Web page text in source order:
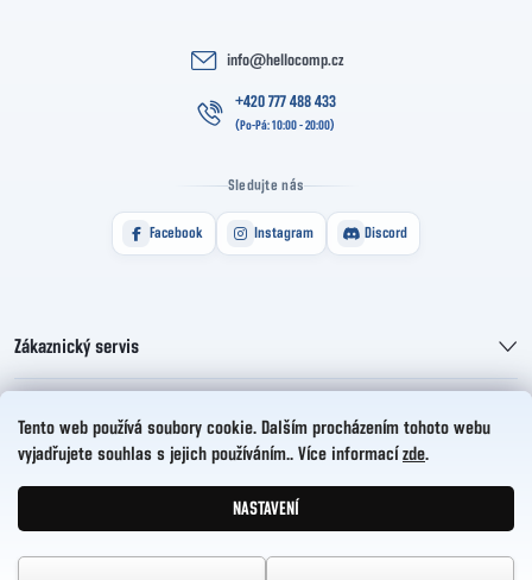
Tento web používá soubory cookie. Dalším procházením tohoto webu
vyjadřujete souhlas s jejich používáním.. Více informací zde.
NASTAVENÍ
info@hellocomp.cz
+420 777 488 433
Sledujte nás
Facebook Instagram Discord
Zákaznický servis